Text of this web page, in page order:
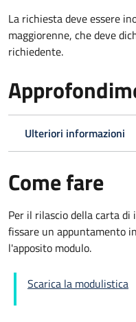
La richiesta deve essere
maggiorenne, che deve
richiedente.
Ulteriori informazioni
Come fare
Per il rilascio della carta
fissare un appuntamento
l'apposito modulo.
Scarica la modulistica